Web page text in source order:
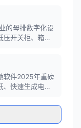
的母排数字化设
压开关柜、箱
软件2025年重磅
快速生成电气